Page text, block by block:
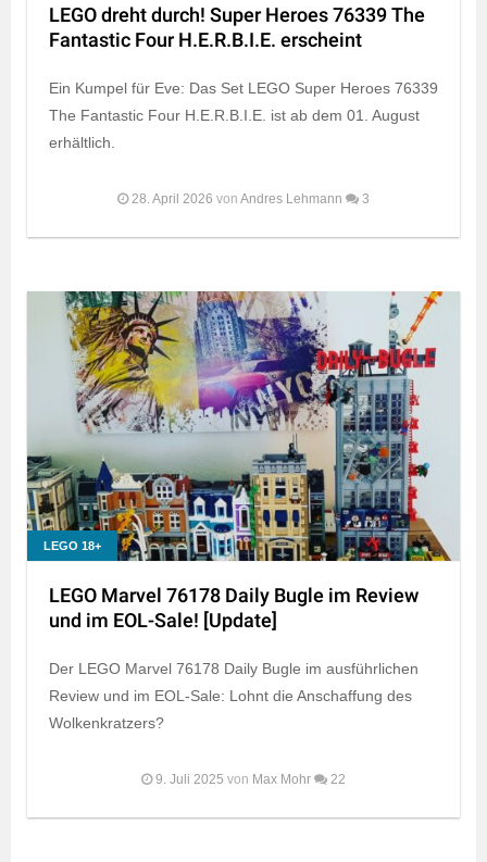
LEGO dreht durch! Super Heroes 76339 The
Fantastic Four H.E.R.B.I.E. erscheint
Ein Kumpel für Eve: Das Set LEGO Super Heroes 76339
The Fantastic Four H.E.R.B.I.E. ist ab dem 01. August
erhältlich.
28. April 2026 von Andres Lehmann 3
LEGO 18+
LEGO Marvel 76178 Daily Bugle im Review
und im EOL-Sale! [Update]
Der LEGO Marvel 76178 Daily Bugle im ausführlichen
Review und im EOL-Sale: Lohnt die Anschaffung des
Wolkenkratzers?
9. Juli 2025 von Max Mohr 22